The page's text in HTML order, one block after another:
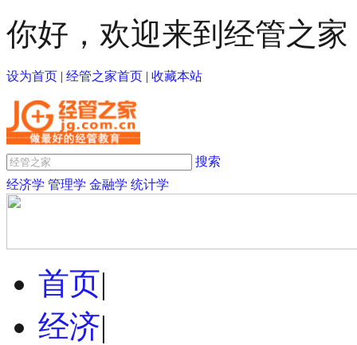
你好，欢迎来到经管之家
设为首页 | 经管之家首页 | 收藏本站
搜索
经济学 管理学 金融学 统计学
首页|
经济|